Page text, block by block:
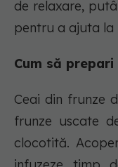
de relaxare,
pentru a ajuta la
Cum să
Ceai din frunze
frunze uscate
clocotită.